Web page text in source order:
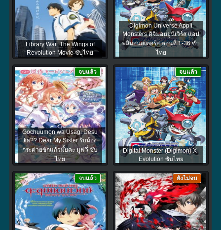
Library War: The Wings of
Revolution Movie ซับไทย
Digimon Universe Appli
Monsters ดิจิมอนยูนิเวิร์ส แอป
พลิมอนสเตอร์ส ตอนที่ 1-36 ซับ
ไทย
Gochuumon wa Usagi Desu
ka?? Dear My Sister รับน้อง
กระต่ายซักแก้วมั้ยคะ มูฟวี่ ซับ
ไทย
จบแล้ว
Digital Monster (Digimon) X-
Evolution ซับไทย
จบแล้ว
จบแล้ว ยังไม่จบ